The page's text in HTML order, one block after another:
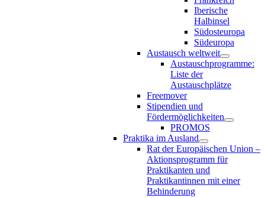
Iberische
Halbinsel
Südosteuropa
Südeuropa
Austausch weltweit
Austauschprogramme:
Liste der
Austauschplätze
Freemover
Stipendien und
Fördermöglichkeiten
PROMOS
Praktika im Ausland
Rat der Europäischen Union –
Aktionsprogramm für
Praktikanten und
Praktikantinnen mit einer
Behinderung